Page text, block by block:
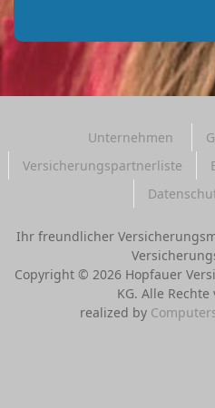
Unternehmen
Versicherungspartnerliste
Ihr freundlicher
Copyright © 2026 Hopfauer
KG. Alle
realized by